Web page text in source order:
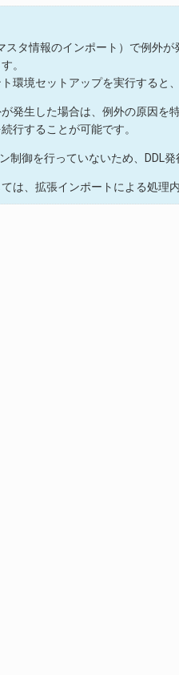
スタ情報のインポート）で例外
。
環境セットアップを実行すると
発生した場合は、例外の原因
行することが可能です。
制御を行っていないため、DDL
は、拡張インポートによる処理